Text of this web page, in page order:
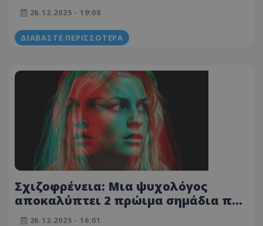
ψυχολόγος δίνει tips για να
διαφυλάξεις την ηρεμία σου
26.12.2025 - 19:08
ΔΙΑΒΆΣΤΕ ΠΕΡΙΣΣΌΤΕΡΑ
Σχιζοφρένεια: Μια ψυχολόγος
αποκαλύπτει 2 πρώιμα σημάδια που
πρέπει να μας ανησυχήσουν
26.12.2025 - 16:01